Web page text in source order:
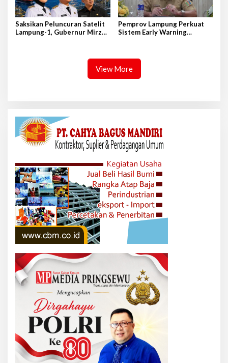
Saksikan Peluncuran Satelit
Lampung-1, Gubernur Mirza
Pemprov Lampung Perkuat
Sistem Early Warning
View More